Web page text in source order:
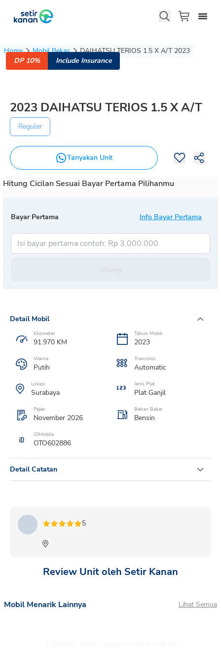
Home Mobil Bekas
DAIHATSU TERIOS 1.5 X A/T 2023
DP 10%
Include Insurance
2023 DAIHATSU TERIOS 1.5 X A/T
Reguler
Tanyakan Unit
Hitung Cicilan Sesuai Bayar Pertama Pilihanmu
Bayar Pertama Info Bayar Pertama
Detail Mobil
Kilometer
91.970 KM
Tahun Mobil
2023
Warna
Putih
Transmisi
Automatic
Lokasi
Surabaya
Jenis Plat
Plat Ganjil
Pajak
November 2026
Bahan Bakar
Bensin
IDMobile
OTO602886
Detail Catatan
5
Review Unit oleh Setir Kanan
Mobil Menarik Lainnya Lihat Semua